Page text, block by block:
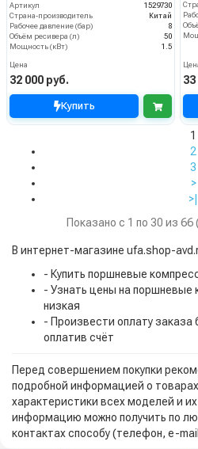
Артикул
1529730
Страна-производитель
Китай
Рабочее давление (бар)
8
Объём ресивера (л)
50
Мощность (кВт)
1.5
Цена
32 000 руб.
Купить
33
1
2
3
>
>|
Показано с 1 по 30 из
В интернет-магазине ufa.shop-
- Купить поршневые
- Узнать цены на поршневые
низкая
- Произвести оплату заказа
оплатив счёт
Перед совершением покупки
подробной информацией о
характеристики всех моделей и
информацию можно получить по
контактах способу (телефон, e-